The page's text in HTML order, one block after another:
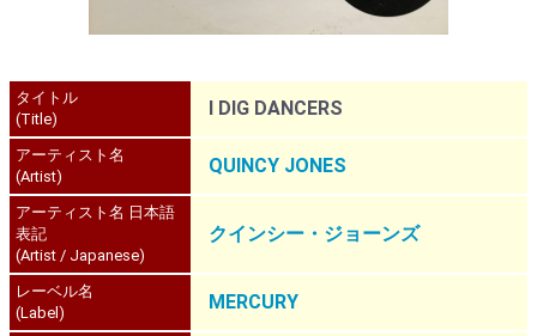
タイトル
(Title)
I DIG DANCERS
アーティスト名
(Artist)
QUINCY JONES
アーティスト名 日本語
表記
(Artist / Japanese)
クインシー・ジョーンズ
レーベル名
(Label)
MERCURY